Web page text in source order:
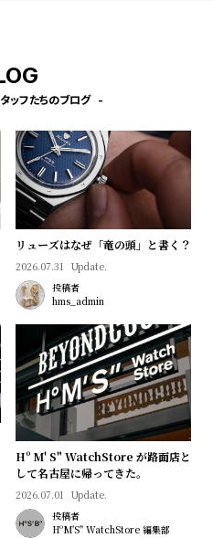
ッフたちのブログ
リューズはなぜ「竜の頭」と書く？
2026.07.31 Update.
投稿者
hms_admin
Hº M' S" WatchStore が路面店と
して名古屋に帰ってきた。
2026.07.01 Update.
投稿者
HºM'S" WatchStore 編集部